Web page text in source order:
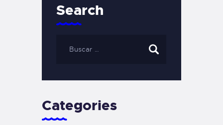
Search
Categories